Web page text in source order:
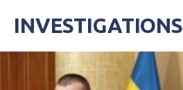
INVESTIGATIONS